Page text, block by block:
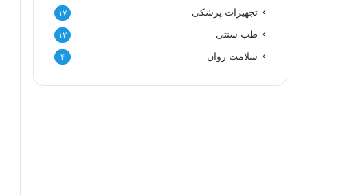
تجهیزات پزشکی ۱۷
طب سنتی ۱۲
سلامت روان ۴